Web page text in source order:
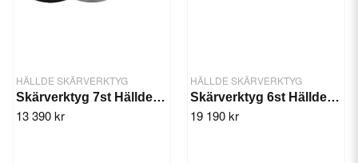
HÄLLDE SKÄRVERKTYG
Skärverktyg 7st Hällde RG-200, RG-250 diwash
13 390 kr
HÄLLDE SKÄRVERKTYG
Skärverktyg 6st Hällde RG-350/400
19 190 kr